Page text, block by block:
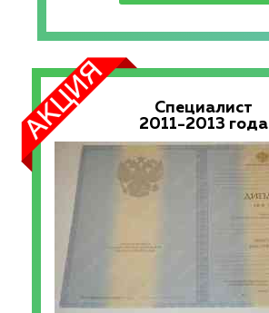
Специалист
2011-2013 года